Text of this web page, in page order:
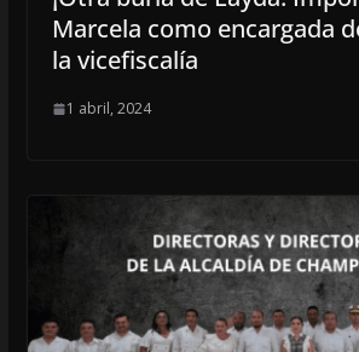
Marcela como encargada
la vicefiscalía
1 abril, 2024